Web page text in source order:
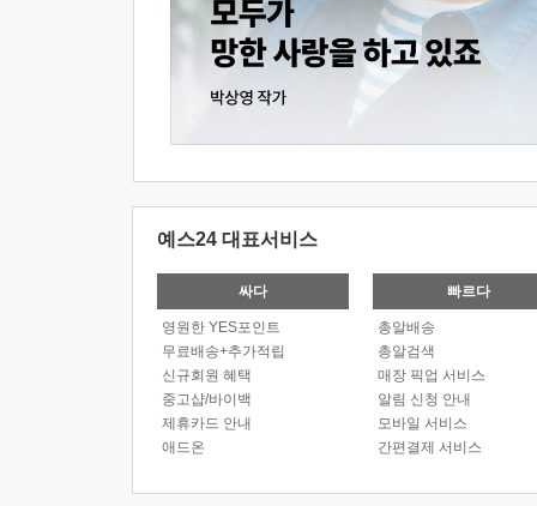
예스24 대표서비스
싸다
영원한 YES포인트
무료배송+추가적립
신규회원 혜택
중고샵/바이백
제휴카드 안내
애드온
빠르다
총알배송
총알검색
매장 픽업 서비스
알림 신청 안내
모바일 서비스
간편결제 서비스